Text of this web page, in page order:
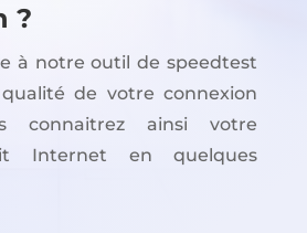
?
à notre outil de speedtest
de votre connexion
connaitrez ainsi votre
Internet en quelques